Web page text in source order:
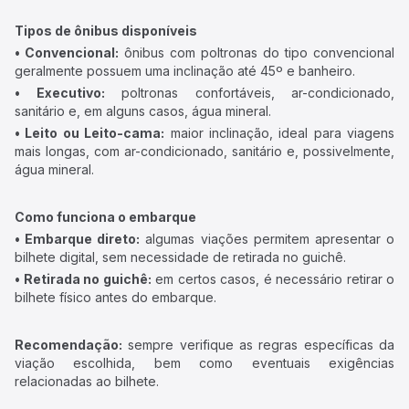
Tipos de ônibus disponíveis
• Convencional: ônibus com poltronas do tipo convencional
geralmente possuem uma inclinação até 45º e banheiro.
• Executivo: poltronas confortáveis, ar-condicionado,
sanitário e, em alguns casos, água mineral.
• Leito ou Leito-cama: maior inclinação, ideal para viagens
mais longas, com ar-condicionado, sanitário e, possivelmente,
água mineral.
Como funciona o embarque
• Embarque direto: algumas viações permitem apresentar o
bilhete digital, sem necessidade de retirada no guichê.
• Retirada no guichê: em certos casos, é necessário retirar o
bilhete físico antes do embarque.
Recomendação: sempre verifique as regras específicas da
viação escolhida, bem como eventuais exigências
relacionadas ao bilhete.